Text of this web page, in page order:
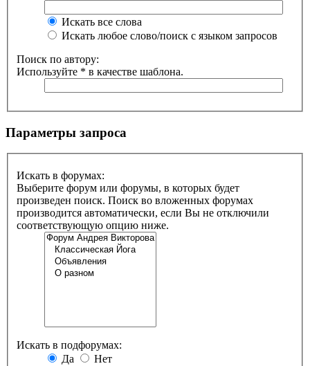
Искать все слова
Искать любое слово/поиск с языком запросов
Поиск по автору:
Используйте * в качестве шаблона.
Параметры запроса
Искать в форумах:
Выберите форум или форумы, в которых будет
произведен поиск. Поиск во вложенных форумах
производится автоматически, если Вы не отключили
соответствующую опцию ниже.
Искать в подфорумах:
Да
Нет